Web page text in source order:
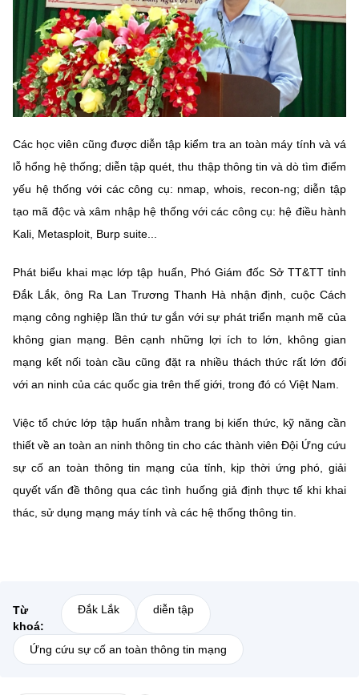
Chọn ngôn ngữ
Vietnamese English
BỘ KHOA HỌC VÀ CÔNG NGHỆ
MINISTRY OF SCIENCE AND TECHNOLOGY
Điều khoản sử dụng Theo dõi MST:
Cơ quan chủ quản: Bộ Khoa học và Công nghệ (MST)
Giám đốc Trung tâm Truyền thông Khoa học và Công nghệ.
Liên hệ
Điện thoại: 024 3936 9506
Email: stc@mst.gov.vn
©2026 Bản quyền thuộc Bộ Khoa Học và Công Nghệ
(Ghi rõ nguồn "https://mst.gov.vn" khi phát hành lại thông tin từ
Các học viên cũng được diễn tập kiểm tra an toàn máy tính và vá
lỗ hổng hệ thống; diễn tập quét, thu thập thông tin và dò tìm điểm
yếu hệ thống với các công cụ: nmap, whois, recon-ng; diễn tập
tạo mã độc và xâm nhập hệ thống với các công cụ: hệ điều hành
Kali, Metasploit, Burp suite...
Phát biểu khai mạc lớp tập huấn, Phó Giám đốc Sở TT&TT tỉnh
Đắk Lắk, ông Ra Lan Trương Thanh Hà nhận định, cuộc Cách
mạng công nghiệp lần thứ tư gắn với sự phát triển mạnh mẽ của
không gian mạng. Bên cạnh những lợi ích to lớn, không gian
mạng kết nối toàn cầu cũng đặt ra nhiều thách thức rất lớn đối
với an ninh của các quốc gia trên thế giới, trong đó có Việt Nam.
Việc tổ chức lớp tập huấn nhằm trang bị kiến thức, kỹ năng cần
thiết về an toàn an ninh thông tin cho các thành viên Đội Ứng cứu
sự cố an toàn thông tin mạng của tỉnh, kịp thời ứng phó, giải
quyết vấn đề thông qua các tình huống giả định thực tế khi khai
thác, sử dụng mạng máy tính và các hệ thống thông tin.
Từ
khoá:
Đắk Lắk diễn tập
Ứng cứu sự cố an toàn thông tin mạng